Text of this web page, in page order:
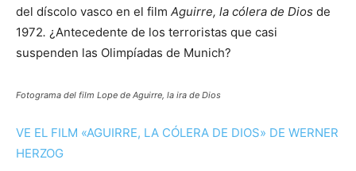
del díscolo vasco en el film Aguirre, la cólera de Dios de
1972. ¿Antecedente de los terroristas que casi
suspenden las Olimpíadas de Munich?
Fotograma del film Lope de Aguirre, la ira de Dios
VE EL FILM «AGUIRRE, LA CÓLERA DE DIOS» DE WERNER
HERZOG